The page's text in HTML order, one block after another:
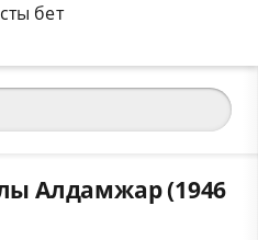
Алдамжар (1946